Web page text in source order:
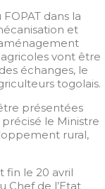
dans la
et
vont être
échanges, le
togolais.
présentées
le Ministre
rural,
fin le 20 avril
Chef de l’Etat